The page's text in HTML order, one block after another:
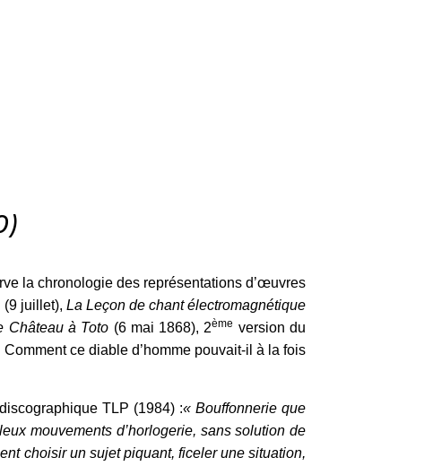
la chronologie des représentations d’œuvres
(9 juillet), La Leçon de chant électromagnétique
Château à Toto (6 mai 1868), 2ème version du
Comment ce diable d’homme pouvait-il à la fois
TLP (1984) :« Bouffonnerie que
mouvements d’horlogerie, sans solution de
choisir un sujet piquant, ficeler une situation,